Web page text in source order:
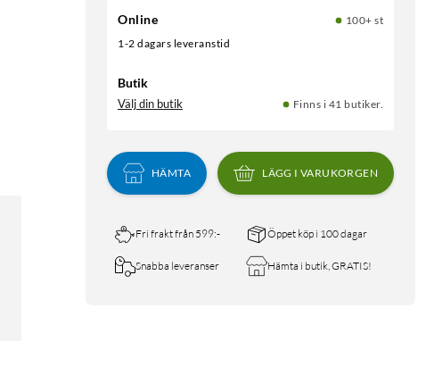
Online
100+ st
1-2 dagars leveranstid
Butik
Välj din butik Finns i 41 butiker.
HÄMTA LÄGG I VARUKORGEN
Fri frakt från 599:- Öppet köp i 100 dagar
Snabba leveranser Hämta i butik, GRATIS!